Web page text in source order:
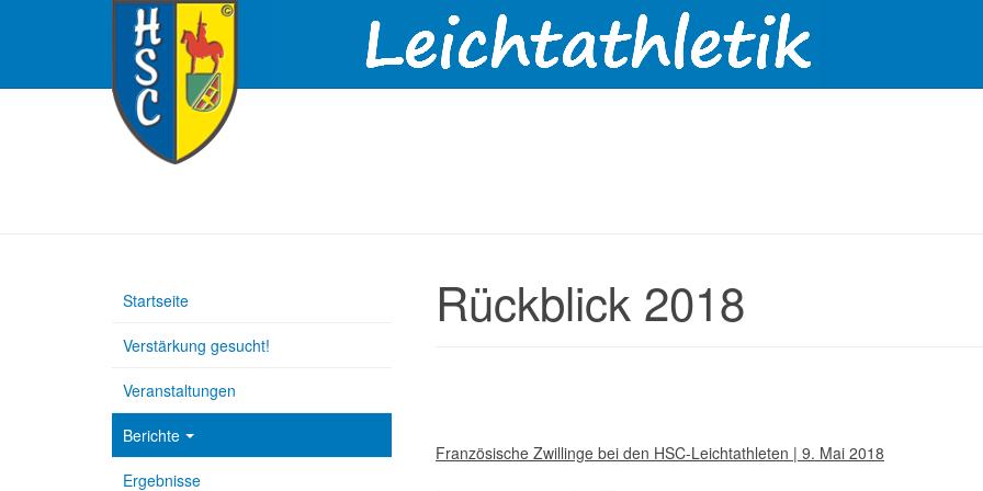
Rückblick 2018
Französische Zwillinge bei den HSC-Leichtathleten | 9. Mai 2018
Startseite
Verstärkung gesucht!
Veranstaltungen
Berichte
Ergebnisse